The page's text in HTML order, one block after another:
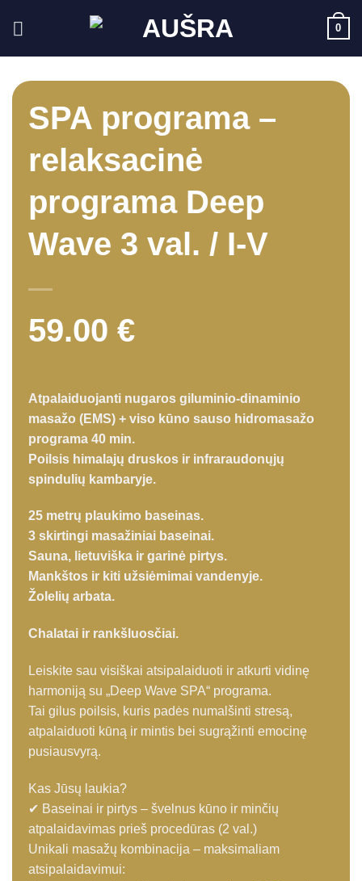
0
SPA programa –
relaksacinė
programa Deep
Wave 3 val. / I-V
59.00 €
Atpalaiduojanti nugaros giluminio-dinaminio
masažo (EMS) + viso kūno sauso hidromasažo
programa 40 min.
Poilsis himalajų druskos ir infraraudonųjų
spindulių kambaryje.
25 metrų plaukimo baseinas.
3 skirtingi masažiniai baseinai.
Sauna, lietuviška ir garinė pirtys.
Mankštos ir kiti užsiėmimai vandenyje.
Žolelių arbata.
Chalatai ir rankšluosčiai.
Leiskite sau visiškai atsipalaiduoti ir atkurti vidinę
harmoniją su „Deep Wave SPA“ programa.
Tai gilus poilsis, kuris padės numalšinti stresą,
atpalaiduoti kūną ir mintis bei sugrąžinti emocinę
pusiausvyrą.
Kas Jūsų laukia?
✔ Baseinai ir pirtys – švelnus kūno ir minčių
atpalaidavimas prieš procedūras (2 val.)
Unikali masažų kombinacija – maksimaliam
atsipalaidavimui: